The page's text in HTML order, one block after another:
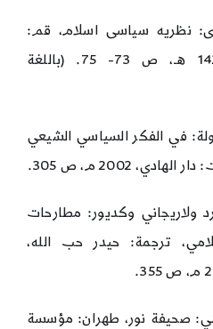
نظريه سياسى اسلام، قم:
انتشارات اسماعيليان، 1422 هـ، ص 73- 75. (باللغة
في الفكر السياسي الشيعي
2002 م، ص 305.
وكديور: مطارحات
ترجمة: حيدر حب الله،
صحيفة نور، طهران: مؤسسة